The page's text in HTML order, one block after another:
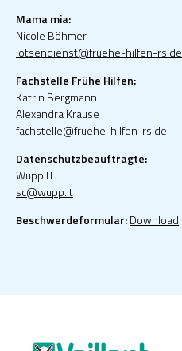
Mama mia:
Nicole Böhmer
lotsendienst@fruehe-hilfen-rs.de
Fachstelle Frühe Hilfen:
Katrin Bergmann
Alexandra Krause
fachstelle@fruehe-hilfen-rs.de
Datenschutzbeauftragte:
Wupp.IT
sc@wupp.it
Beschwerdeformular:Download